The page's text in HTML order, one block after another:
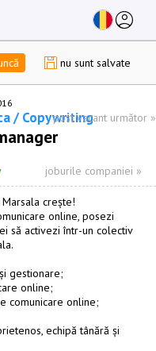
account_circle
nu sunt salvate
/ Copywritingpost vacant următor »
joburile companiei »
crește!
online, posezi
să activezi într-un colectiv
gestionare;
online;
comunicare online;
echipă tânără și